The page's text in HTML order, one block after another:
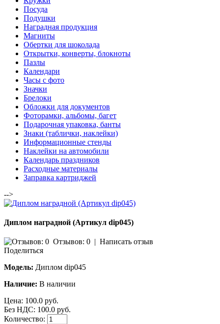
Посуда
Подушки
Наградная продукция
Магниты
Обертки для шоколада
Открытки, конверты, блокноты
Пазлы
Календари
Часы с фото
Значки
Брелоки
Обложки для документов
Фоторамки, альбомы, багет
Подарочная упаковка, банты
Знаки (таблички, наклейки)
Информационные стенды
Наклейки на автомобили
Календарь праздников
Расходные материалы
Заправка картриджей
-->
Диплом наградной (Артикул dip045)
Отзывов: 0 | Написать отзыв
Поделиться
Модель: Диплом dip045
Наличие: В наличии
Цена: 100.0 руб.
Без НДС: 100.0 руб.
Количество: